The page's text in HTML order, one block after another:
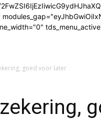
goed voor later